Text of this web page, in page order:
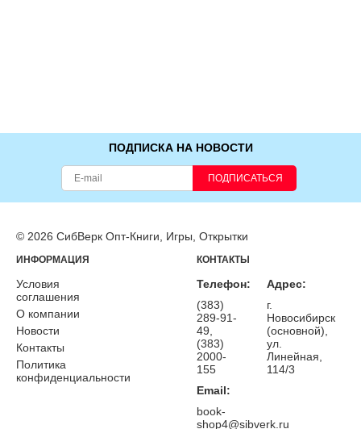
ПОДПИСКА НА НОВОСТИ
ПОДПИСАТЬСЯ
© 2026 СибВерк Опт-Книги, Игры, Открытки
ИНФОРМАЦИЯ
Условия
соглашения
О компании
Новости
Контакты
Политика
конфиденциальности
КОНТАКТЫ
Телефон:
(383)
289-91-
49,
(383)
2000-
155
Email:
book-
shop4@sibverk.ru
Адрес:
г.
Новосибирск
(основной),
ул.
Линейная,
114/3